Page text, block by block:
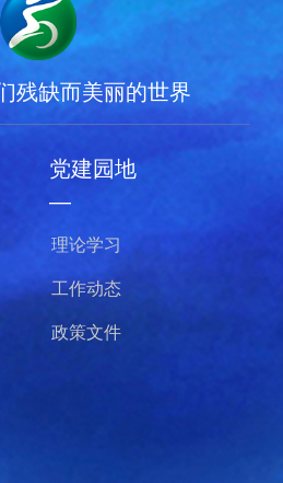
残缺而美丽的世界
党建园地
—
理论学习
工作动态
政策文件